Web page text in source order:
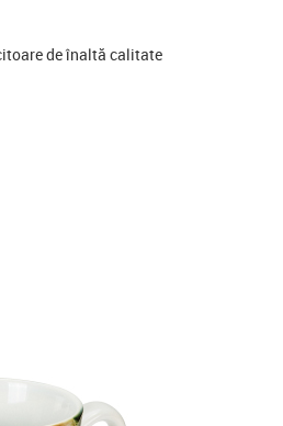
de înaltă calitate